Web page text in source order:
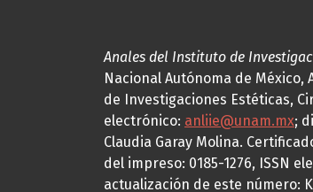
Anales del Instituto de
Nacional Autónoma de México,
de Investigaciones Estéticas,
electrónico: anliie@unam.mx;
Claudia Garay Molina.
del impreso: 0185-1276, ISSN
actualización de este número: